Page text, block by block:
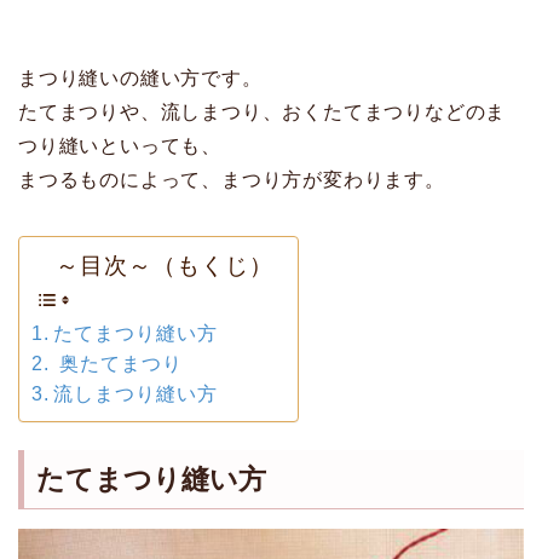
まつり縫いの縫い方です。
たてまつりや、流しまつり、おくたてまつりなどのま
つり縫いといっても、
まつるものによって、まつり方が変わります。
～目次～（もくじ）
たてまつり縫い方
奥たてまつり
流しまつり縫い方
たてまつり縫い方